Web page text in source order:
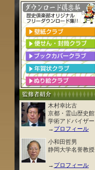
木村幸比古
京都・霊山歴史館
学術アドバイザー
→ プロフィール
小和田哲男
静岡大学名誉教授
→ プロフィール